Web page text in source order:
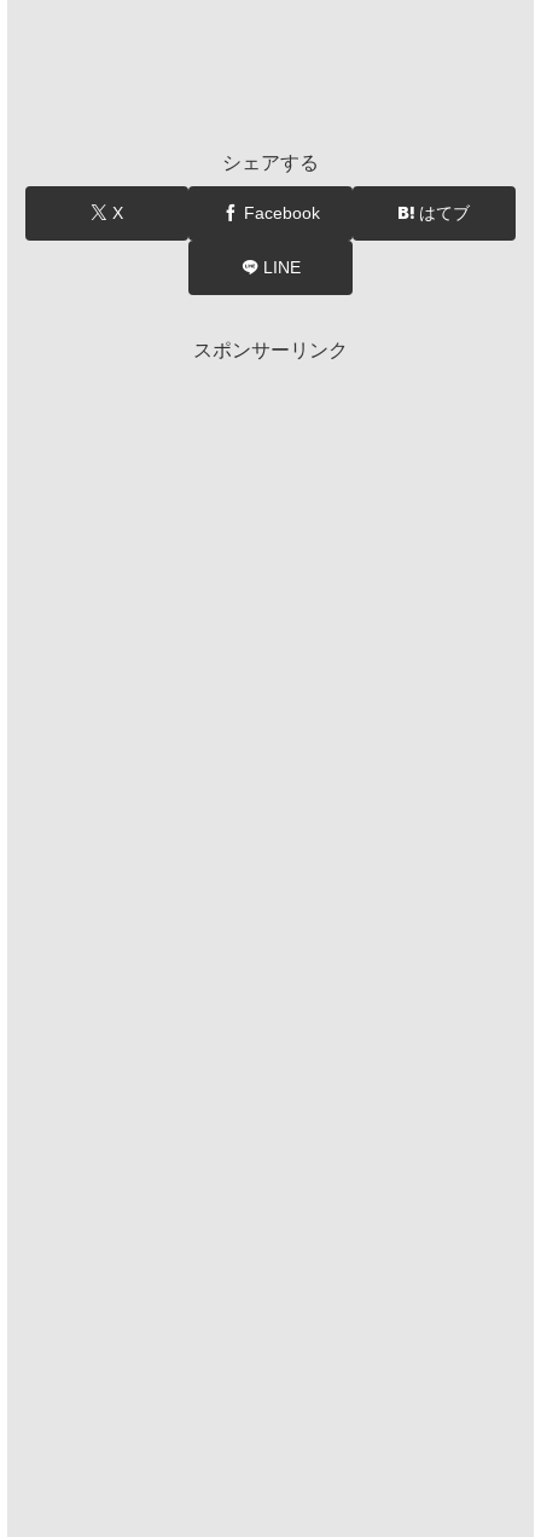
シェアする
X Facebook はてブ
LINE
スポンサーリンク